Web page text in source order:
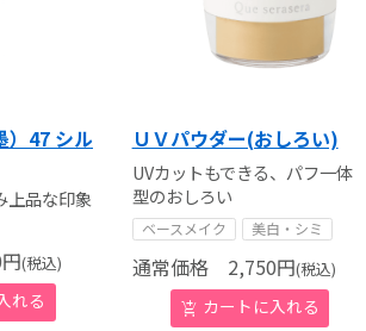
）47 シル
上品な印象
円(税込)
ＵＶパウダー(おしろい)
UVカットもできる、パフ一体
型のおしろい
ベースメイク 美白・シミ
通常価格2,750円(税込)